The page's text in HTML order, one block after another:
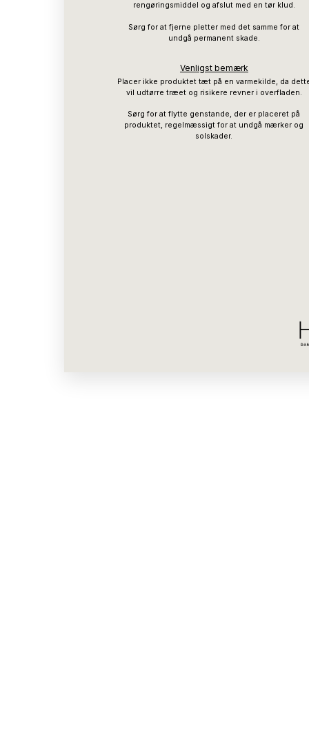
rengøringsmiddel og afslut med en tør klud.
Sørg for at fjerne pletter med det samme for at
undgå permanent skade.
Venligst bemærk
Placer ikke produktet tæt på en varmekilde, da
vil udtørre træet og risikere revner i overfladen.
Sørg for at flytte genstande, der er placeret på
produktet, regelmæssigt for at undgå mærker og
solskader.